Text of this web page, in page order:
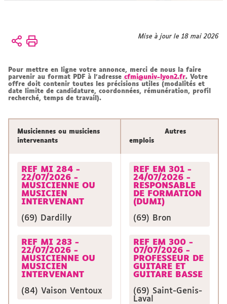
Vous
Accueil
CFMI
CFMI
Mise à jour le 18 mai 2026
Pour mettre en ligne votre annonce, merci de nous la faire
parvenir au format PDF à l'adresse cfmi@univ-lyon2.fr. Votre
offre doit contenir toutes les précisions utiles (modalités et
date limite de candidature, coordonnées, rémunération, profil
recherché, temps de travail).
Musiciennes ou musiciens
intervenants
Autres
emplois
REF MI 284 -
22/07/2026 -
MUSICIENNE OU
MUSICIEN
INTERVENANT
(69) Dardilly
REF MI 283 -
22/07/2026 -
MUSICIENNE OU
MUSICIEN
INTERVENANT
(84) Vaison Ventoux
REF EM 301 -
24/07/2026 -
RESPONSABLE
DE FORMATION
(DUMI)
(69) Bron
REF EM 300 -
07/07/2026 -
PROFESSEUR DE
GUITARE ET
GUITARE BASSE
(69) Saint-Genis-
Laval